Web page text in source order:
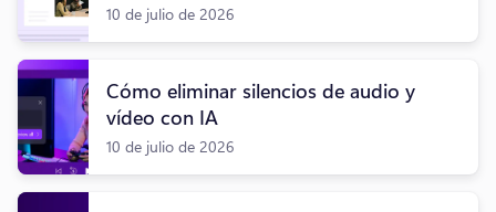
10 de julio de 2026
Cómo eliminar silencios de audio y
vídeo con IA
10 de julio de 2026